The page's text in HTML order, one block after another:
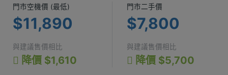
門市空機價 (最低) $11,890
門市空機價 (最低)
$11,890
與建議售價相比
降價 $1,610
門市二手價
門市二手價
$7,800
與建議售價相比
降價 $5,700